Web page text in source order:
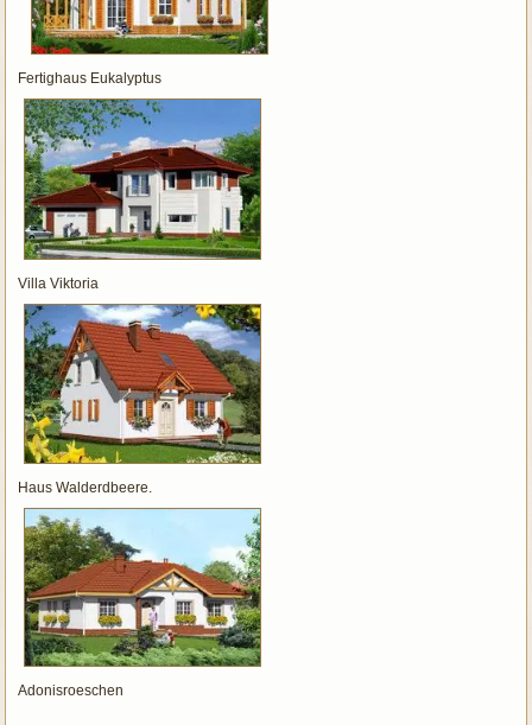
Fertighaus Eukalyptus
Villa Viktoria
Haus Walderdbeere.
Adonisroeschen